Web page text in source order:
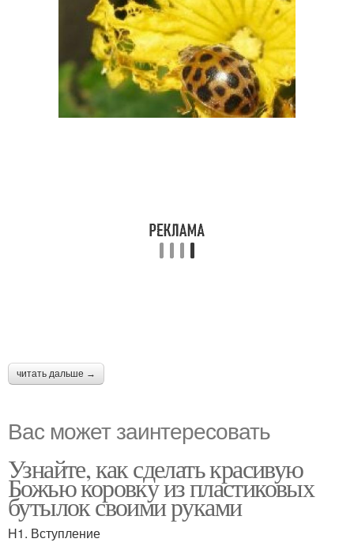
читать дальше →
Вас может заинтересовать
Узнайте, как сделать красивую
Божью коровку из пластиковых
бутылок своими руками
H1. Вступление